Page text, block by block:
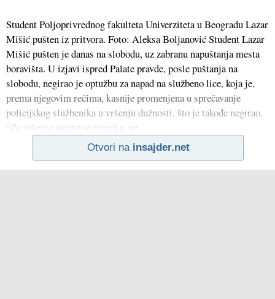
Student Poljoprivrednog fakulteta Univerziteta u Beogradu Lazar
Mišić pušten iz pritvora. Foto: Aleksa Boljanović Student Lazar
Mišić pušten je danas na slobodu, uz zabranu napuštanja mesta
boravišta. U izjavi ispred Palate pravde, posle puštanja na
slobodu, negirao je optužbu za napad na službeno lice, koja je,
prema njegovim rečima, kasnije promenjena u sprečavanje
policijskog službenika u vršenju dužnosti, što je takođe negirao.
“Za rušenje ustavnog poretka, ne
Otvori na insajder.net